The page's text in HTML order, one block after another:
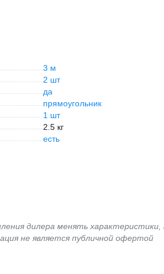
3 м
2 шт
да
прямоугольник
1 шт
2.5 кг
есть
дилера менять
не является публичной офертой